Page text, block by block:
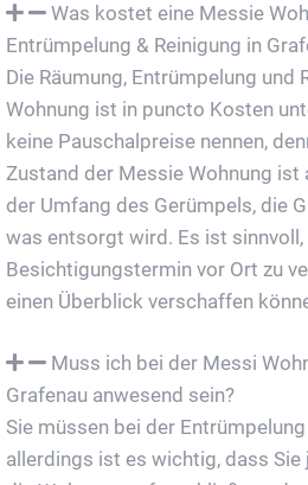
Was kostet eine Messie
Entrümpelung & Reinigung in
Die Räumung, Entrümpelung und
Wohnung ist in puncto Kosten
keine Pauschalpreise nennen,
Zustand der Messie Wohnung
der Umfang des Gerümpels, die
was entsorgt wird. Es ist sinnvoll,
Besichtigungstermin vor Ort zu
einen Überblick verschaffen
Muss ich bei der Messi
Grafenau anwesend sein?
Sie müssen bei der
allerdings ist es wichtig, dass